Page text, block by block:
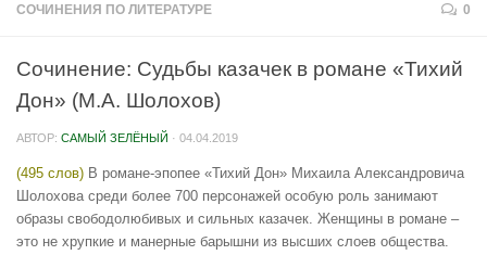
СОЧИНЕНИЯ ПО ЛИТЕРАТУРЕ 0
Сочинение: Судьбы казачек в романе «Тихий
Дон» (М.А. Шолохов)
АВТОР: САМЫЙ ЗЕЛЁНЫЙ · 04.04.2019
(495 слов) В романе-эпопее «Тихий Дон» Михаила Александровича
Шолохова среди более 700 персонажей особую роль занимают
образы свободолюбивых и сильных казачек. Женщины в романе –
это не хрупкие и манерные барышни из высших слоев общества.